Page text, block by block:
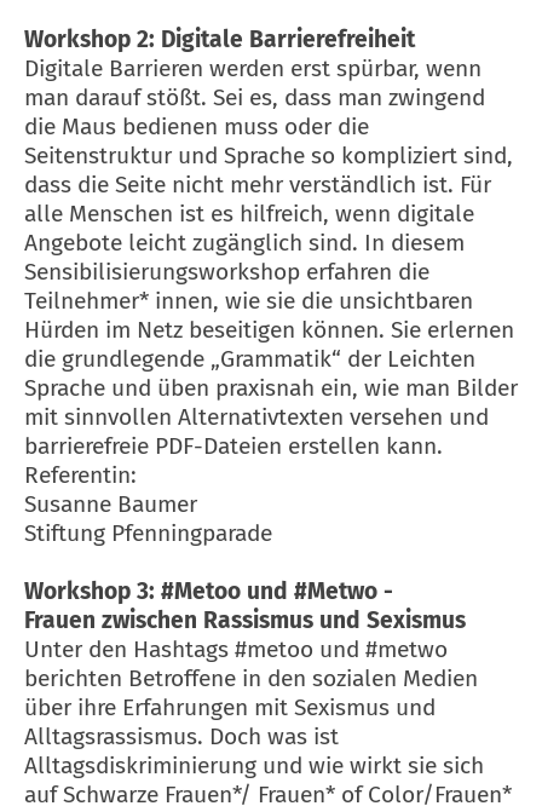
Workshop 2: Digitale Barrierefreiheit
Digitale Barrieren werden erst spürbar, wenn
man darauf stößt. Sei es, dass man zwingend
die Maus bedienen muss oder die
Seitenstruktur und Sprache so kompliziert sind,
dass die Seite nicht mehr verständlich ist. Für
alle Menschen ist es hilfreich, wenn digitale
Angebote leicht zugänglich sind. In diesem
Sensibilisierungsworkshop erfahren die
Teilnehmer* innen, wie sie die unsichtbaren
Hürden im Netz beseitigen können. Sie erlernen
die grundlegende „Grammatik“ der Leichten
Sprache und üben praxisnah ein, wie man Bilder
mit sinnvollen Alternativtexten versehen und
barrierefreie PDF-Dateien erstellen kann.
Referentin:
Susanne Baumer
Stiftung Pfenningparade
Workshop 3: #Metoo und #Metwo -
Frauen zwischen Rassismus und Sexismus
Unter den Hashtags #metoo und #metwo
berichten Betroffene in den sozialen Medien
über ihre Erfahrungen mit Sexismus und
Alltagsrassismus. Doch was ist
Alltagsdiskriminierung und wie wirkt sie sich
auf Schwarze Frauen*/ Frauen* of Color/Frauen*